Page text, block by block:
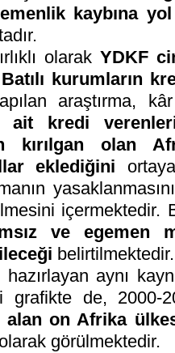
kaybına
olarak YDKF
kurumların
araştırma,
ait kredi
kırılgan olan
eklediğini
içermektedir.
ve egemen
belirtilmektedir.
aynı
grafikte de, 2000-
on Afrika
olarak görülmektedir.